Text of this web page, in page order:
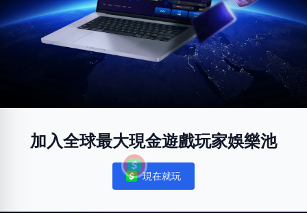
加入全球最大現金遊戲玩家娛樂池
Notifications
現在就玩